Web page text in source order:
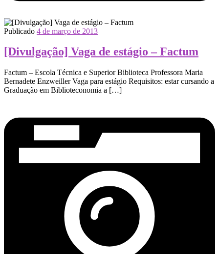
Publicado 4 de março de 2013
[Divulgação] Vaga de estágio – Factum
Factum – Escola Técnica e Superior Biblioteca Professora Maria
Bernadete Enzweiller Vaga para estágio Requisitos: estar cursando a
Graduação em Biblioteconomia a […]